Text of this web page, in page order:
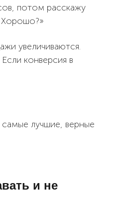
потом расскажу
Хорошо?»
увеличиваются.
конверсия в
лучшие, верные
и не